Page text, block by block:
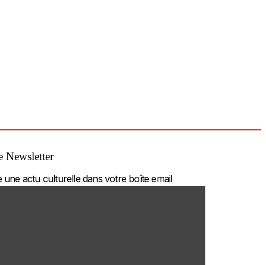
Newsletter
une actu culturelle dans votre boîte email